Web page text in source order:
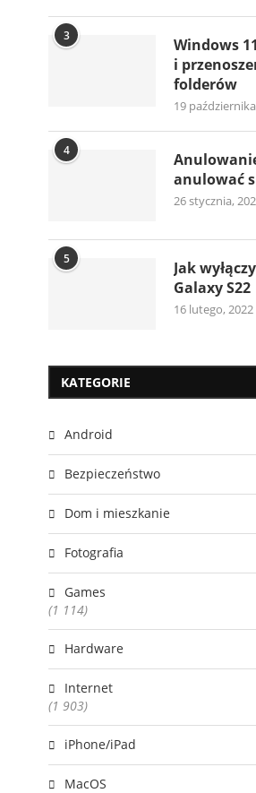
3
Windows
i
folderów
19
4
anulować
26 stycznia,
5
Jak
Galaxy S22
16 lutego, 2022
KATEGORIE
Android
Bezpieczeństwo
Dom i mieszkanie
Fotografia
Games
(1 114)
Hardware
Internet
(1 903)
iPhone/iPad
MacOS